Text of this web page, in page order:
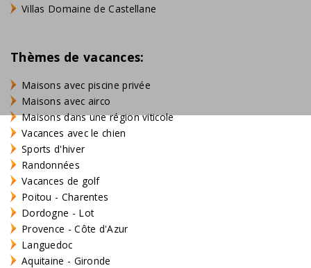
Villas Domaine de Castellane
Thèmes de vacances:
Maisons avec piscine privée
Maisons avec airco
Maisons dans une région viticole
Vacances avec le chien
Sports d'hiver
Randonnées
Vacances de golf
Poitou - Charentes
Dordogne - Lot
Provence - Côte d'Azur
Languedoc
Aquitaine - Gironde